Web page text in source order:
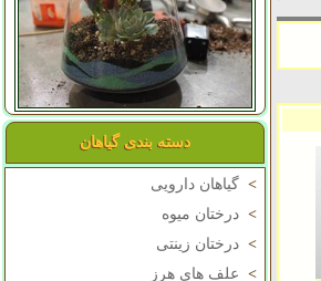
دسته بندی گیاهان
> گیاهان دارویی
> درختان میوه
> درختان زینتی
> علف های هرز